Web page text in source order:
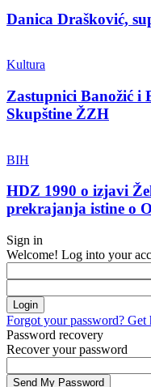
Danica Drašković,
Kultura
Zastupnici Banožić i
Skupštine ŽZH
BIH
HDZ 1990 o izjavi
prekrajanja istine o
Sign in
Welcome! Log into your
Forgot your password? Get
Password recovery
Recover your password